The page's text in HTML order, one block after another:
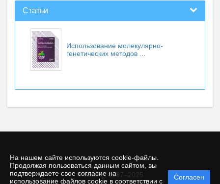
На нашем сайте используются cookie-файлы.
Продолжая пользоваться данным сайтом, вы
подтверждаете свое согласие на
использование файлов cookie в соответствии с
Согласен
Статьи
Использование молекулярно-
генетических методов ...
© КемГУ, 1997–2025
Политика